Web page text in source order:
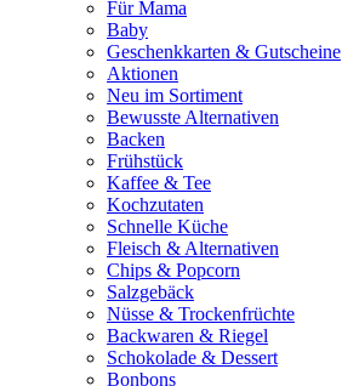
Für Mama
Baby
Geschenkkarten & Gutscheine
Aktionen
Neu im Sortiment
Bewusste Alternativen
Backen
Frühstück
Kaffee & Tee
Kochzutaten
Schnelle Küche
Fleisch & Alternativen
Chips & Popcorn
Salzgebäck
Nüsse & Trockenfrüchte
Backwaren & Riegel
Schokolade & Dessert
Bonbons